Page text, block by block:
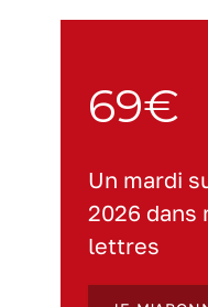
69€
Un mardi
2026 dans
lettres